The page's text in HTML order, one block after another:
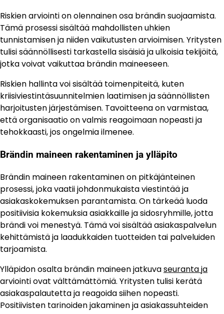
Riskien arviointi on olennainen osa brändin suojaamista.
Tämä prosessi sisältää mahdollisten uhkien
tunnistamisen ja niiden vaikutusten arvioimisen. Yritysten
tulisi säännöllisesti tarkastella sisäisiä ja ulkoisia tekijöitä,
jotka voivat vaikuttaa brändin maineeseen.
Riskien hallinta voi sisältää toimenpiteitä, kuten
kriisiviestintäsuunnitelmien laatimisen ja säännöllisten
harjoitusten järjestämisen. Tavoitteena on varmistaa,
että organisaatio on valmis reagoimaan nopeasti ja
tehokkaasti, jos ongelmia ilmenee.
Brändin maineen rakentaminen ja ylläpito
Brändin maineen rakentaminen on pitkäjänteinen
prosessi, joka vaatii johdonmukaista viestintää ja
asiakaskokemuksen parantamista. On tärkeää luoda
positiivisia kokemuksia asiakkaille ja sidosryhmille, jotta
brändi voi menestyä. Tämä voi sisältää asiakaspalvelun
kehittämistä ja laadukkaiden tuotteiden tai palveluiden
tarjoamista.
Ylläpidon osalta brändin maineen jatkuvaseuranta ja
arviointi ovat välttämättömiä. Yritysten tulisi kerätä
asiakaspalautetta ja reagoida siihen nopeasti.
Positiivisten tarinoiden jakaminen ja asiakassuhteiden